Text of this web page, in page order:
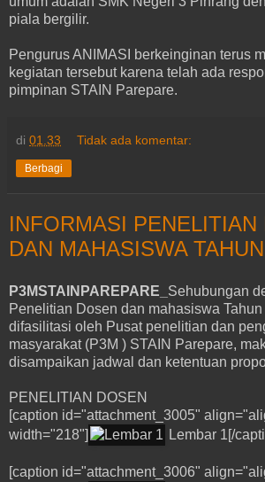
piala bergilir.
Pengurus ANIMASI berkeinginan terus
kegiatan tersebut karena telah ada
pimpinan STAIN Parepare.
di 01.33 Tidak ada komentar:
Berbagi
INFORMASI PENELITIAN
DAN MAHASISWA
P3MSTAINPAREPARE_ Sehubungan
Penelitian Dosen dan mahasiswa
difasilitasi oleh Pusat penelitian dan
masyarakat (P3M ) STAIN Parepare,
disampaikan jadwal dan ketentuan
PENELITIAN DOSEN
[caption id="attachment_3005"
width="218"]
Lembar 1[/
[caption id="attachment_3006"